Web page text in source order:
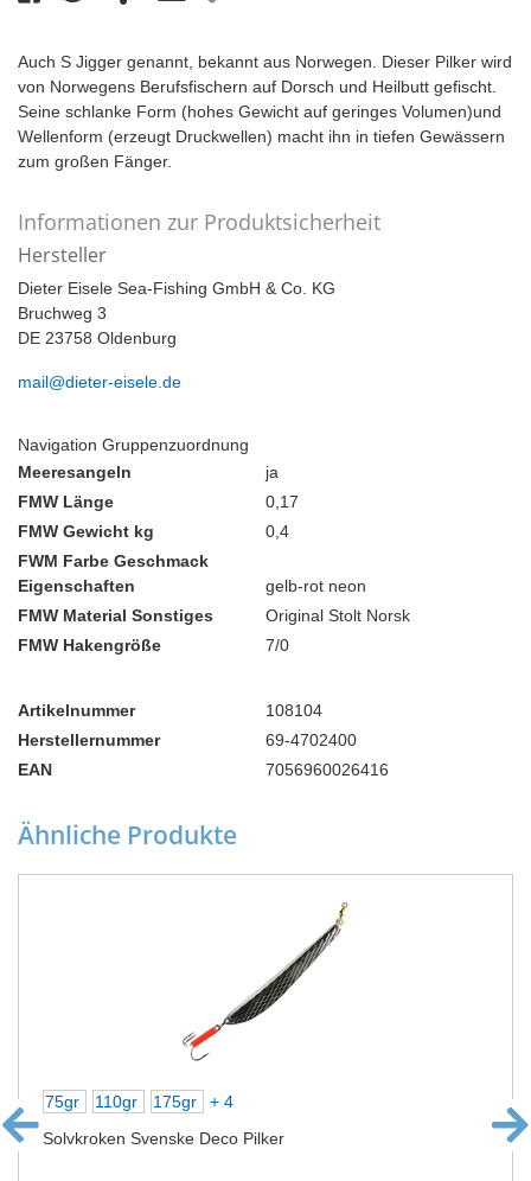
Auch S Jigger genannt, bekannt aus Norwegen. Dieser Pilker wird
von Norwegens Berufsfischern auf Dorsch und Heilbutt gefischt.
Seine schlanke Form (hohes Gewicht auf geringes Volumen)und
Wellenform (erzeugt Druckwellen) macht ihn in tiefen Gewässern
zum großen Fänger.
Informationen zur Produktsicherheit
Hersteller
Dieter Eisele Sea-Fishing GmbH & Co. KG
Bruchweg 3
DE 23758 Oldenburg
mail@dieter-eisele.de
Navigation Gruppenzuordnung
Meeresangeln
ja
FMW Länge
0,17
FMW Gewicht kg
0,4
FWM Farbe Geschmack
Eigenschaften
gelb-rot neon
FMW Material Sonstiges
Original Stolt Norsk
FMW Hakengröße
7/0
Artikelnummer
108104
Herstellernummer
69-4702400
EAN
7056960026416
Ähnliche Produkte
75gr 110gr 175gr
+ 4
Solvkroken Svenske Deco Pilker